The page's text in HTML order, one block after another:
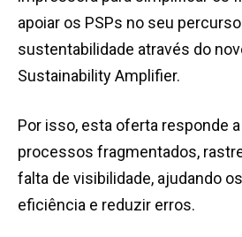
apoiar os PSPs no seu
sustentabilidade através do
Sustainability Amplifier.
Por isso, esta oferta responde
processos fragmentados,
falta de visibilidade, ajudando
eficiência e reduzir erros.